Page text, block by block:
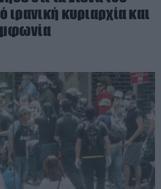
ιρανική κυριαρχία και